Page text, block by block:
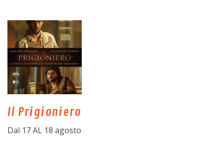
Il Prigioniero
Dal 17 AL 18 agosto